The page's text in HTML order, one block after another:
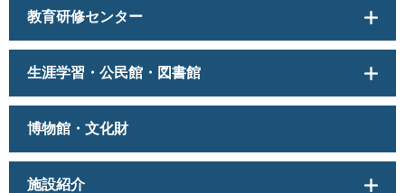
教育研修センター
生涯学習・公民館・図書館
博物館・文化財
施設紹介